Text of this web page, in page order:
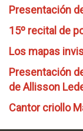
Presentación
15º recital de
Los mapas
Presentación
de Allisson
Cantor criollo